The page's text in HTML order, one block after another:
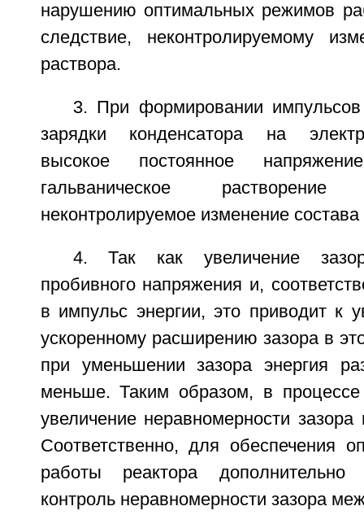
нарушению оптимальных режимов
следствие, неконтролируемому
раствора.
3. При формировании
зарядки конденсатора на
высокое постоянное
гальваническое
неконтролируемое изменение состава
4. Так как увеличение
пробивного напряжения и,
в импульс энергии, это приводит к
ускоренному расширению зазора в
при уменьшении зазора энергия
меньше. Таким образом, в процессе
увеличение неравномерности
Соответственно, для обеспечения
работы реактора дополнительно
контроль неравномерности зазора